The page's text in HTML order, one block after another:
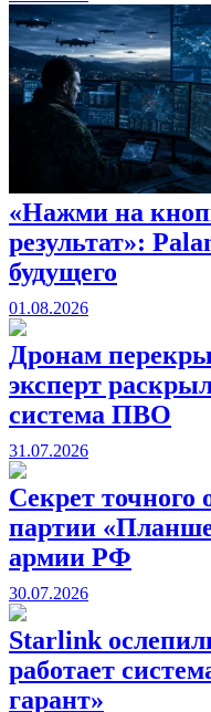
«Нажми на
результат»:
будущего
01.08.2026
Дронам
эксперт
система ПВО
31.07.2026
Секрет
партии
армии РФ
30.07.2026
Starlink
работает
гарант»